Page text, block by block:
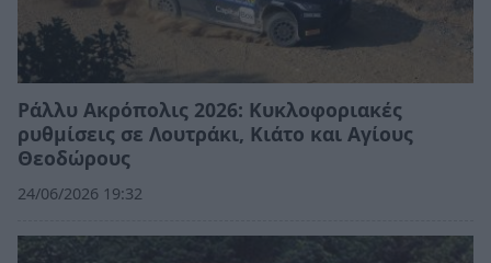
Ράλλυ Ακρόπολις 2026: Κυκλοφοριακές
ρυθμίσεις σε Λουτράκι, Κιάτο και Αγίους
Θεοδώρους
24/06/2026 19:32